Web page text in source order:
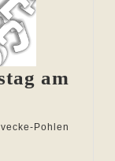
am
Pohlen